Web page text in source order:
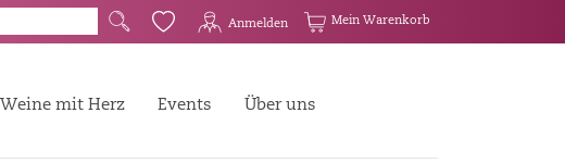
Q G Anmelden Mein Warenkorb
Weine mit Herz Events Über uns